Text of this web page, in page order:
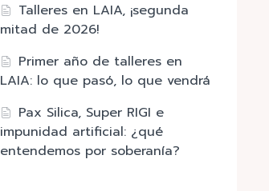
Talleres en LAIA, ¡segunda
mitad de 2026!
Primer año de talleres en
LAIA: lo que pasó, lo que vendrá
Pax Silica, Super RIGI e
impunidad artificial: ¿qué
entendemos por soberanía?